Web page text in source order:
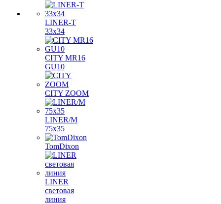
LINER-T
33x34
CITY MR16
GU10
CITY ZOOM
LINER/M
75х35
TomDixon
LINER
световая
линия